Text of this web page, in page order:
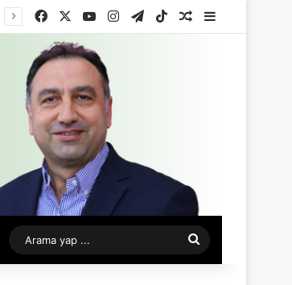
FacebookYouTubeInstagram
TelegramTikTokRastgele Makale
Kenar
Arama
yap